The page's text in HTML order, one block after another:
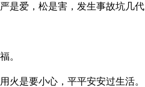
爱，松是害，发生事故坑几代
。
是要小心，平平安安过生活。